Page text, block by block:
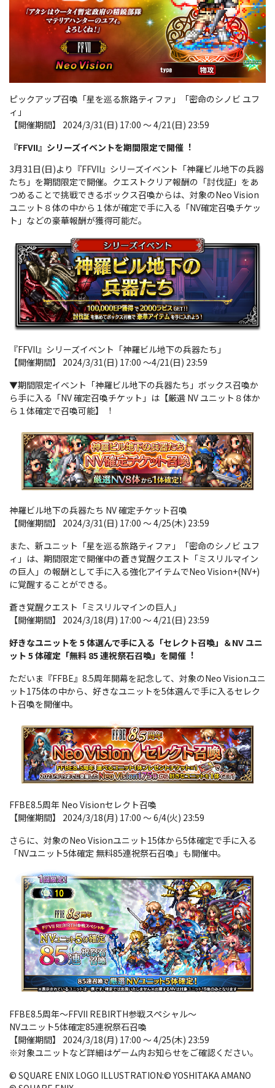
ピックアップ召喚「星を巡る旅路ティファ」「密命のシノビ ユフ
ィ」
【開催期間】 2024/3/31(日) 17:00 ～ 4/21(日) 23:59
『FFVII』シリーズイベントを期間限定で開催︕
3月31日(日)より『FFVII』シリーズイベント「神羅ビル地下の兵器
たち」を期間限定で開催。クエストクリア報酬の「討伐証」をあ
つめることで挑戦できるボックス召喚からは、対象のNeo Vision
ユニット８体の中から１体が確定で手に入る「NV確定召喚チケッ
ト」などの豪華報酬が獲得可能だ。
『FFVII』シリーズイベント「神羅ビル地下の兵器たち」
【開催期間】 2024/3/31(日) 17:00 ～4/21(日) 23:59
▼期間限定イベント「神羅ビル地下の兵器たち」ボックス召喚か
ら手に入る「NV 確定召喚チケット」は【厳選 NV ユニット８体か
ら１体確定で召喚可能】︕
神羅ビル地下の兵器たち NV 確定チケット召喚
【開催期間】 2024/3/31(日) 17:00 ～ 4/25(木) 23:59
また、新ユニット「星を巡る旅路ティファ」「密命のシノビ ユフ
ィ」は、期間限定で開催中の蒼き覚醒クエスト「ミスリルマイン
の巨人」の報酬として手に入る強化アイテムでNeo Vision+(NV+)
に覚醒することができる。
蒼き覚醒クエスト「ミスリルマインの巨人」
【開催期間】 2024/3/18(月) 17:00 ～ 4/21(日) 23:59
好きなユニットを 5 体選んで手に入る「セレクト召喚」＆NV ユニ
ット 5 体確定「無料 85 連祝祭石召喚」を開催︕
ただいま『FFBE』8.5周年開幕を記念して、対象のNeo Visionユニ
ット175体の中から、好きなユニットを5体選んで手に入るセレク
ト召喚を開催中。
FFBE8.5周年 Neo Visionセレクト召喚
【開催期間】 2024/3/18(月) 17:00 ～ 6/4(火) 23:59
さらに、対象のNeo Visionユニット15体から5体確定で手に入る
「NVユニット5体確定 無料85連祝祭石召喚」も開催中。
FFBE8.5周年～FFVII REBIRTH参戦スペシャル～
NVユニット5体確定85連祝祭石召喚
【開催期間】 2024/3/18(月) 17:00 ～ 4/25(木) 23:59
※対象ユニットなど詳細はゲーム内お知らせをご確認ください。
© SQUARE ENIX LOGO ILLUSTRATION:© YOSHITAKA AMANO